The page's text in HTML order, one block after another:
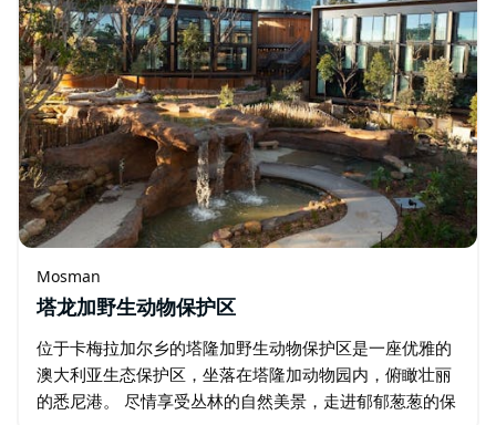
Mosman
塔龙加野生动物保护区
位于卡梅拉加尔乡的塔隆加野生动物保护区是一座优雅的
澳大利亚生态保护区，坐落在塔隆加动物园内，俯瞰壮丽
的悉尼港。 尽情享受丛林的自然美景，走进郁郁葱葱的保